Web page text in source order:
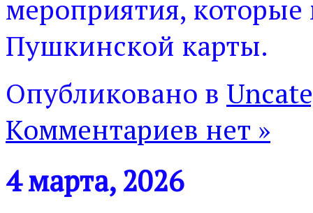
мероприятия,
Пушкинской карты.
Опубликовано в
Комментариев нет »
4 марта, 2026